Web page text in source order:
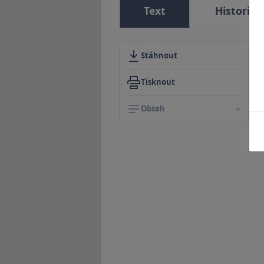
Text Historie
Stáhnout
Tisknout
Obsah